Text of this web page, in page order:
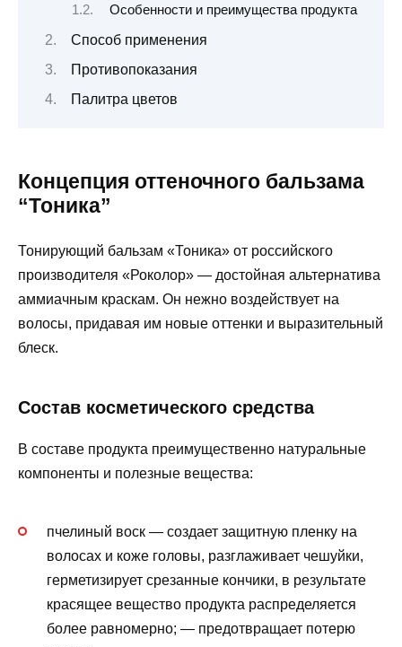
Особенности и преимущества продукта
Способ применения
Противопоказания
Палитра цветов
Концепция оттеночного бальзама
“Тоника”
Тонирующий бальзам «Тоника» от российского
производителя «Роколор» — достойная альтернатива
аммиачным краскам. Он нежно воздействует на
волосы, придавая им новые оттенки и выразительный
блеск.
Состав косметического средства
В составе продукта преимущественно натуральные
компоненты и полезные вещества:
пчелиный воск — создает защитную пленку на
волосах и коже головы, разглаживает чешуйки,
герметизирует срезанные кончики, в результате
красящее вещество продукта распределяется
более равномерно; — предотвращает потерю